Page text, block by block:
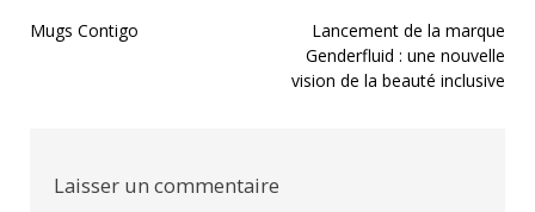
Navigation
Mugs Contigo
Lancement de la marque
Genderfluid : une nouvelle
vision de la beauté inclusive
Laisser un commentaire